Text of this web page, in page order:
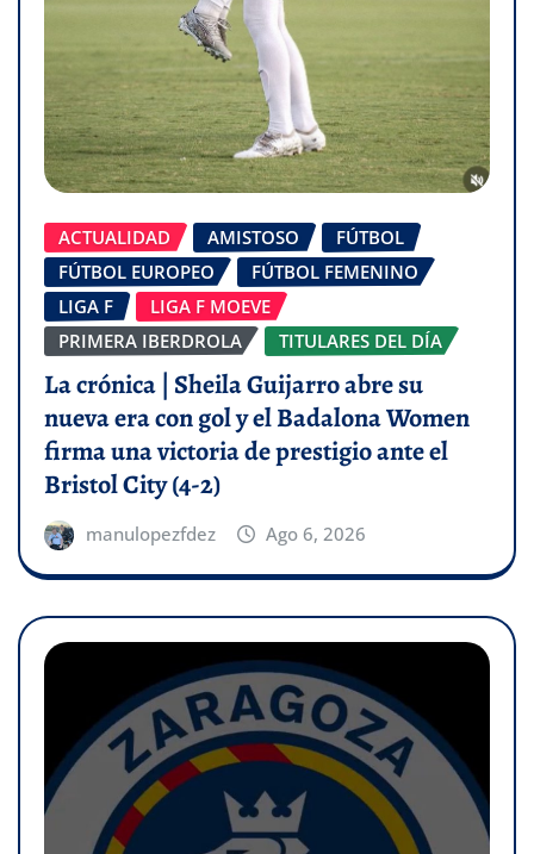
ACTUALIDAD AMISTOSO
FÚTBOL
FÚTBOL EUROPEO
FÚTBOL FEMENINO
LIGA F
LIGA F MOEVE
PRIMERA IBERDROLA
TITULARES DEL DÍA
La crónica | Sheila Guijarro abre su
nueva era con gol y el Badalona Women
firma una victoria de prestigio ante el
Bristol City (4-2)
manulopezfdez Ago 6, 2026